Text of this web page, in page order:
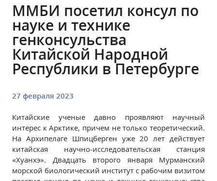
ММБИ посетил консул по
науке и технике
генконсульства
Китайской Народной
Республики в Петербурге
27 февраля 2023
Китайские ученые давно проявляют научный
интерес к Арктике, причем не только теоретический.
На Архипелаге Шпицберген уже 20 лет действует
китайская научно-исследовательская станция
«Хуанхэ». Двадцать второго января Мурманский
морской биологический институт с рабочим визитом